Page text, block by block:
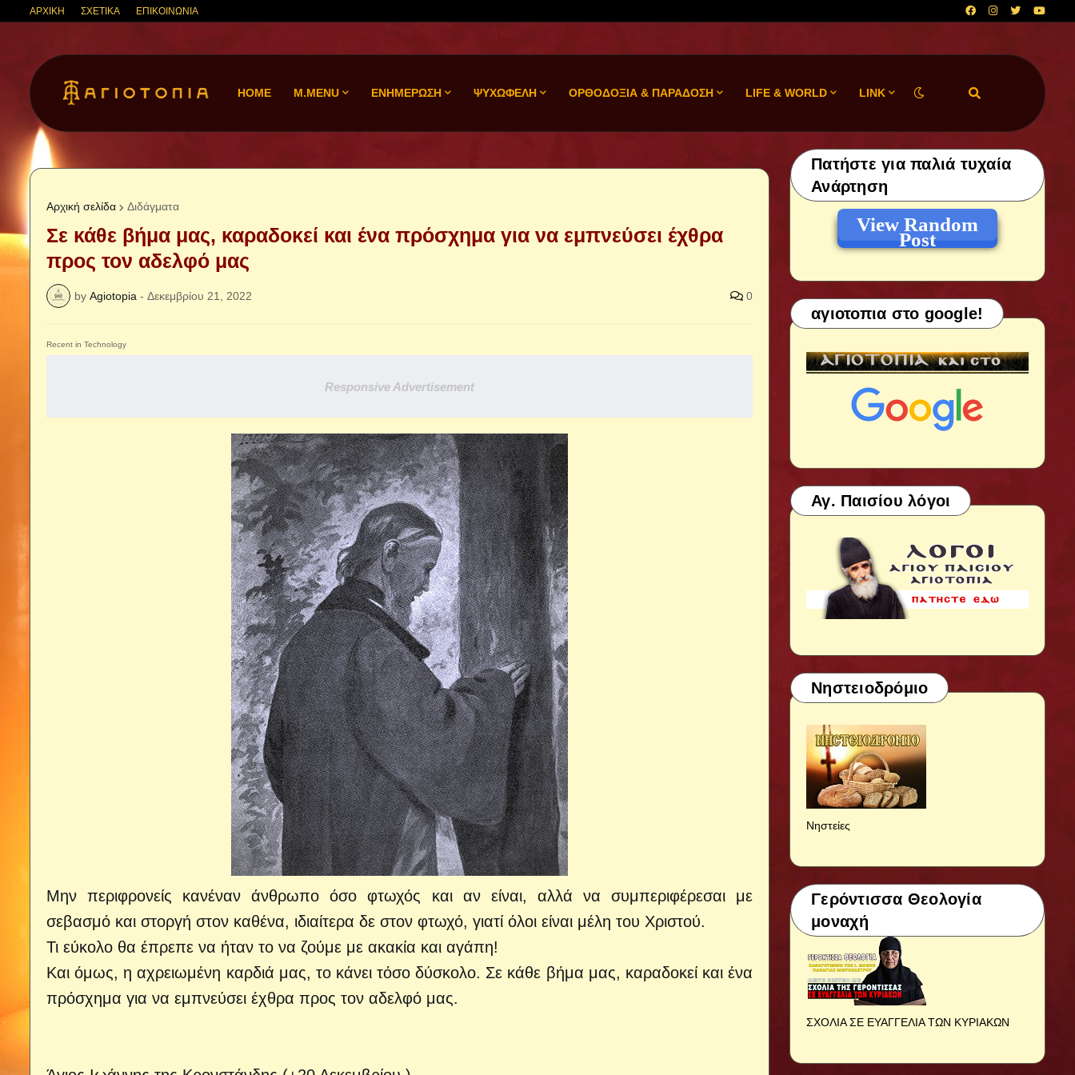
ΑΡΧΙΚΗ ΣΧΕΤΙΚΑ ΕΠΙΚΟΙΝΩΝΙΑ
HOME M.MENU ΕΝΗΜΕΡΩΣΗ ΨΥΧΩΦΕΛΗ ΟΡΘΟΔΟΞΙΑ & ΠΑΡΑΔΟΣΗ LIFE & WORLD LINK
Αρχική σελίδα Διδάγματα
Σε κάθε βήμα μας, καραδοκεί και ένα πρόσχημα για να εμπνεύσει έχθρα
προς τον αδελφό μας
by Agiotopia - Δεκεμβρίου 21, 2022 0
Recent in Technology
Responsive Advertisement
Μην περιφρονείς κανέναν άνθρωπο όσο φτωχός και αν είναι, αλλά να συμπεριφέρεσαι με
σεβασμό και στοργή στον καθένα, ιδιαίτερα δε στον φτωχό, γιατί όλοι είναι μέλη του Χριστού.
Τι εύκολο θα έπρεπε να ήταν το να ζούμε με ακακία και αγάπη!
Και όμως, η αχρειωμένη καρδιά μας, το κάνει τόσο δύσκολο. Σε κάθε βήμα μας, καραδοκεί και ένα
πρόσχημα για να εμπνεύσει έχθρα προς τον αδελφό μας.
Πατήστε για παλιά τυχαία
Ανάρτηση
View Random
Post
αγιοτοπια στο google!
Αγ. Παισίου λόγοι
Νηστειοδρόμιο
Νηστείες
Γερόντισσα Θεολογία
μοναχή
ΣΧΟΛΙΑ ΣΕ ΕΥΑΓΓΕΛΙΑ ΤΩΝ ΚΥΡΙΑΚΩΝ